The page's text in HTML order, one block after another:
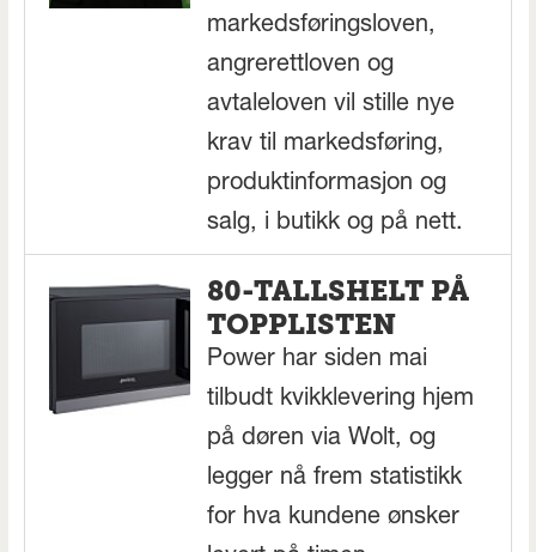
markedsføringsloven,
angrerettloven og
avtaleloven vil stille nye
krav til markedsføring,
produktinformasjon og
salg, i butikk og på nett.
80-TALLSHELT PÅ
TOPPLISTEN
Power har siden mai
tilbudt kvikklevering hjem
på døren via Wolt, og
legger nå frem statistikk
for hva kundene ønsker